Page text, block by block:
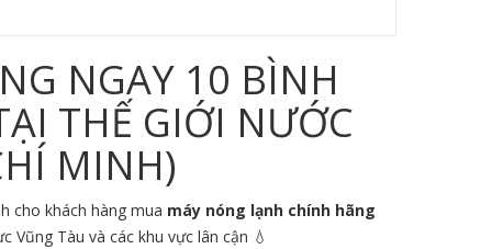
NGAY 10 BÌNH
THẾ GIỚI NƯỚC
MINH)
cho khách hàng mua máy nóng lạnh chính hãng
Vũng Tàu và các khu vực lân cận 💧